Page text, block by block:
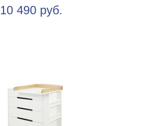
10 490 руб.